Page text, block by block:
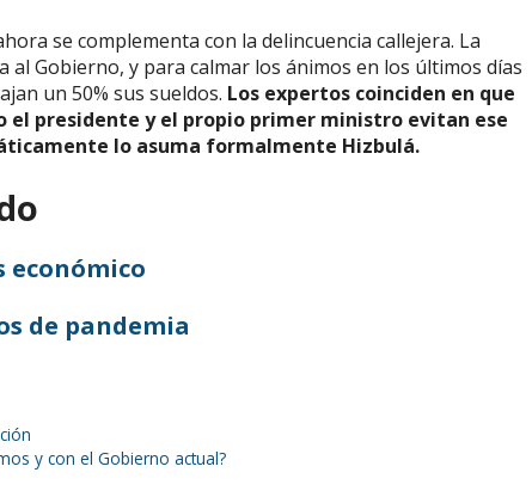
se complementa con la delincuencia callejera. La
al Gobierno, y para calmar los ánimos en los últimos días
un 50% sus sueldos. Los expertos coinciden en que
el presidente y el propio primer ministro evitan ese
lo asuma formalmente Hizbulá.
económico
de pandemia
y con el Gobierno actual?